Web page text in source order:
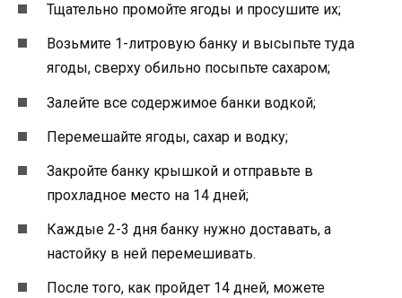
Тщательно промойте ягоды и просушите их;
Возьмите 1-литровую банку и высыпьте туда
ягоды, сверху обильно посыпьте сахаром;
Залейте все содержимое банки водкой;
Перемешайте ягоды, сахар и водку;
Закройте банку крышкой и отправьте в
прохладное место на 14 дней;
Каждые 2-3 дня банку нужно доставать, а
настойку в ней перемешивать.
После того, как пройдет 14 дней, можете